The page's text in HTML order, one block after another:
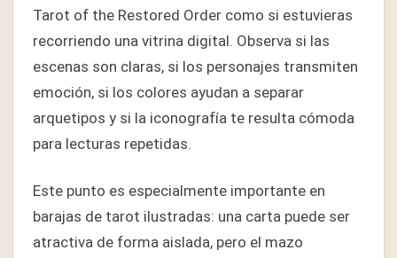
Tarot of the Restored Order como si estuvieras
recorriendo una vitrina digital. Observa si las
escenas son claras, si los personajes transmiten
emoción, si los colores ayudan a separar
arquetipos y si la iconografía te resulta cómoda
para lecturas repetidas.
Este punto es especialmente importante en
barajas de tarot ilustradas: una carta puede ser
atractiva de forma aislada, pero el mazo